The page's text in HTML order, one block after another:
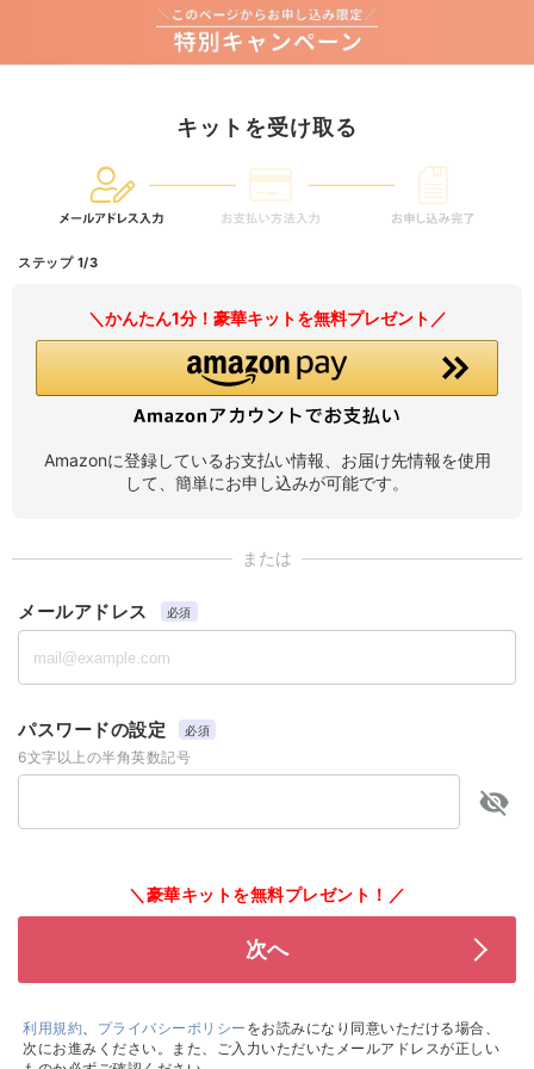
キットを受け取る
ステップ 1/3
＼かんたん1分！豪華キットを無料プレゼント／
Amazonに登録しているお支払い情報、お届け先情報を使用
して、簡単にお申し込みが可能です。
または
メールアドレス 必須
パスワードの設定 必須
6文字以上の半角英数記号
＼豪華キットを無料プレゼント！／
利用規約、 プライバシーポリシー をお読みになり同意いただける場合、
次にお進みください。また、ご入力いただいたメールアドレスが正しい